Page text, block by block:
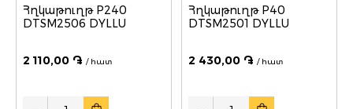
Հղկաթուղթ P240
DTSM2506 DYLLU
2 110,00 ֏ / հատ
Հղկաթուղթ P40
DTSM2501 DYLLU
2 430,00 ֏ / հատ